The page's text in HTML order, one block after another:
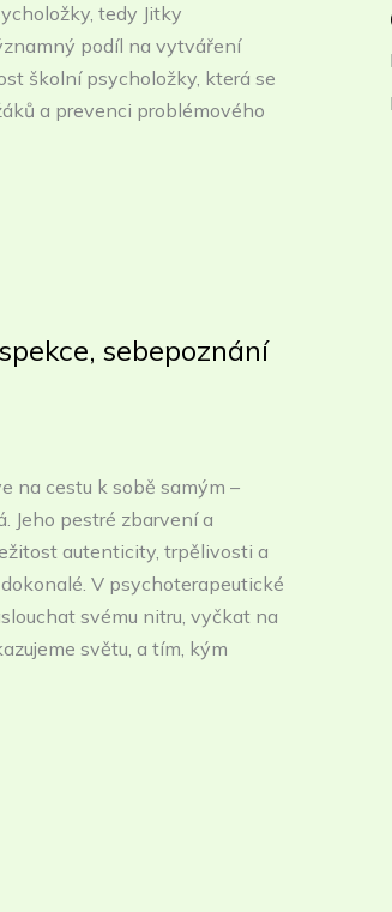
tedy Jitky
podíl na vytváření
školní psycholožky, která se
a prevenci problémového
sebepoznání
na cestu k sobě samým –
Jeho pestré zbarvení a
autenticity, trpělivosti a
V psychoterapeutické
svému nitru, vyčkat na
světu, a tím, kým